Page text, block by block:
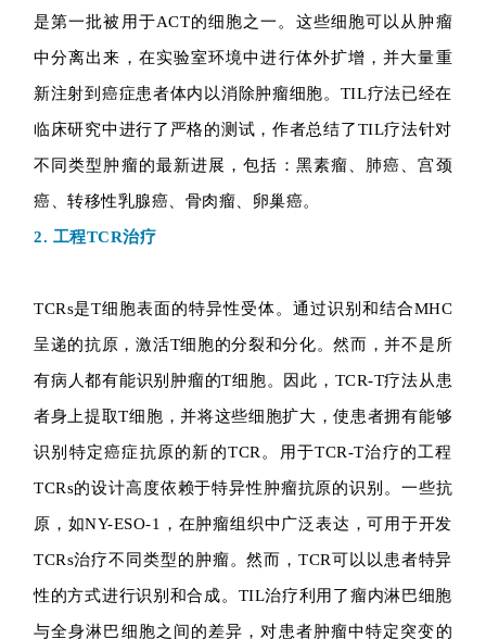
是第一批被用于ACT的细胞之一。这些细胞可以从肿瘤
中分离出来，在实验室环境中进行体外扩增，并大量重
新注射到癌症患者体内以消除肿瘤细胞。TIL疗法已经在
临床研究中进行了严格的测试，作者总结了TIL疗法针对
不同类型肿瘤的最新进展，包括：黑素瘤、肺癌、宫颈
癌、转移性乳腺癌、骨肉瘤、卵巢癌。
2. 工程TCR治疗
TCRs是T细胞表面的特异性受体。通过识别和结合MHC
呈递的抗原，激活T细胞的分裂和分化。然而，并不是所
有病人都有能识别肿瘤的T细胞。因此，TCR-T疗法从患
者身上提取T细胞，并将这些细胞扩大，使患者拥有能够
识别特定癌症抗原的新的TCR。用于TCR-T治疗的工程
TCRs的设计高度依赖于特异性肿瘤抗原的识别。一些抗
原，如NY-ESO-1，在肿瘤组织中广泛表达，可用于开发
TCRs治疗不同类型的肿瘤。然而，TCR可以以患者特异
性的方式进行识别和合成。TIL治疗利用了瘤内淋巴细胞
与全身淋巴细胞之间的差异，对患者肿瘤中特定突变的